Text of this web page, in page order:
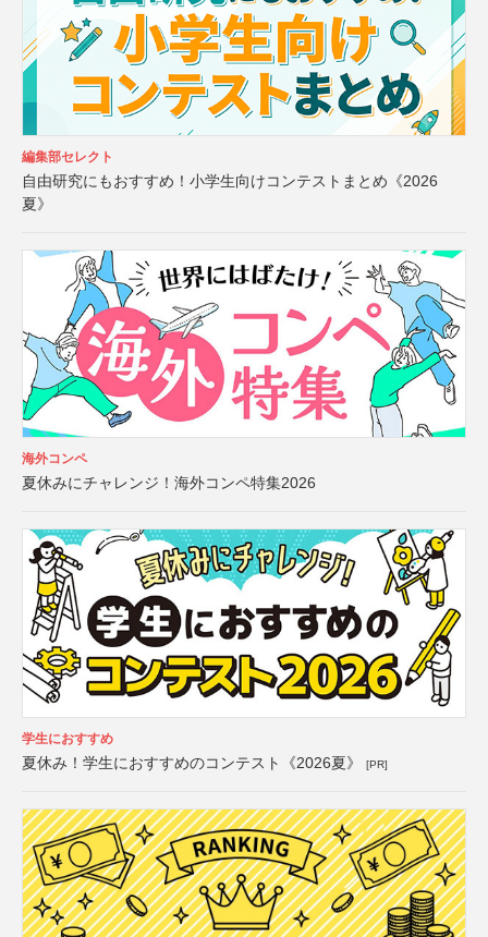
編集部セレクト
自由研究にもおすすめ！小学生向けコンテストまとめ《2026
夏》
海外コンペ
夏休みにチャレンジ！海外コンペ特集2026
学生におすすめ
夏休み！学生におすすめのコンテスト《2026夏》 [PR]